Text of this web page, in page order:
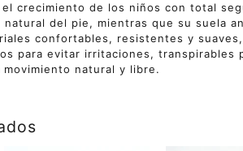
el crecimiento de los niños con total
natural del pie, mientras que su suela
confortables, resistentes y
para evitar irritaciones, transpirables
natural y libre.